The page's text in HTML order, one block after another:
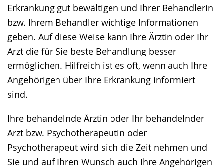
Erkrankung gut bewältigen und Ihrer Behandlerin
bzw. Ihrem Behandler wichtige Informationen
geben. Auf diese Weise kann Ihre Ärztin oder Ihr
Arzt die für Sie beste Behandlung besser
ermöglichen. Hilfreich ist es oft, wenn auch Ihre
Angehörigen über Ihre Erkrankung informiert
sind.
Ihre behandelnde Ärztin oder Ihr behandelnder
Arzt bzw. Psychotherapeutin oder
Psychotherapeut wird sich die Zeit nehmen und
Sie und auf Ihren Wunsch auch Ihre Angehörigen